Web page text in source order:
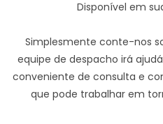
Disponível em
Simplesmente conte-nos
equipe de despacho irá
conveniente de consulta e
que pode trabalhar em